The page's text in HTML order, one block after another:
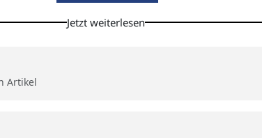
Jetzt weiterlesen
Artikel